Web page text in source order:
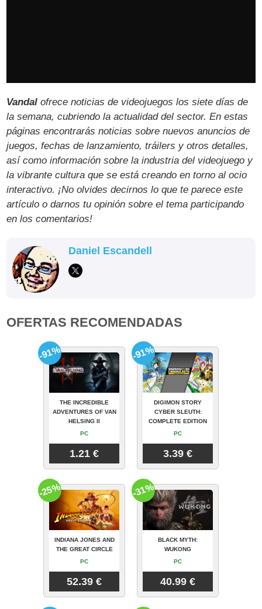
Vandal ofrece noticias de videojuegos los siete días de
la semana, cubriendo la actualidad del sector. En estas
páginas encontrarás noticias sobre nuevos anuncios de
juegos, fechas de lanzamiento, tráilers y otros detalles,
así como información sobre la industria del videojuego y
la vibrante cultura que se está creando en torno al ocio
interactivo. ¡No olvides decirnos lo que te parece este
artículo o darnos tu opinión sobre el tema participando
en los comentarios!
Daniel Escandell
OFERTAS RECOMENDADAS
THE INCREDIBLE
ADVENTURES OF VAN
HELSING II
PC
1.21 €
-91%
DIGIMON STORY
CYBER SLEUTH:
COMPLETE EDITION
PC
3.39 €
-91%
INDIANA JONES AND
THE GREAT CIRCLE
PC
52.39 €
-25%
BLACK MYTH:
WUKONG
PC
40.99 €
-31%